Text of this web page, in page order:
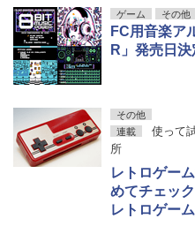
ゲーム その他
FC用音楽ア
R」発売日決
その他
連載
使って
所
レトロゲー
めてチェック
レトロゲー